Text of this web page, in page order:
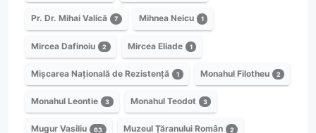
Pr. Dr. Mihai Valică 7 Mihnea Neicu 1
Mircea Dafinoiu 2 Mircea Eliade 1
Mișcarea Națională de Rezistență 1 Monahul Filotheu 2
Monahul Leontie 3 Monahul Teodot 3
Mugur Vasiliu 63 Muzeul Țăranului Român 2